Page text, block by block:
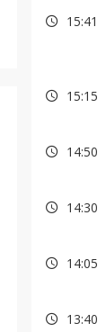
15:41
15:15
14:50
14:30
14:05
13:40